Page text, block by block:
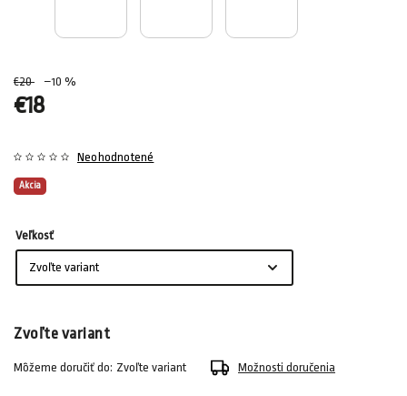
€20 –10 %
€18
Akcia
Neohodnotené
Veľkosť
Zvoľte variant
Môžeme doručiť do: Zvoľte variant Možnosti doručenia